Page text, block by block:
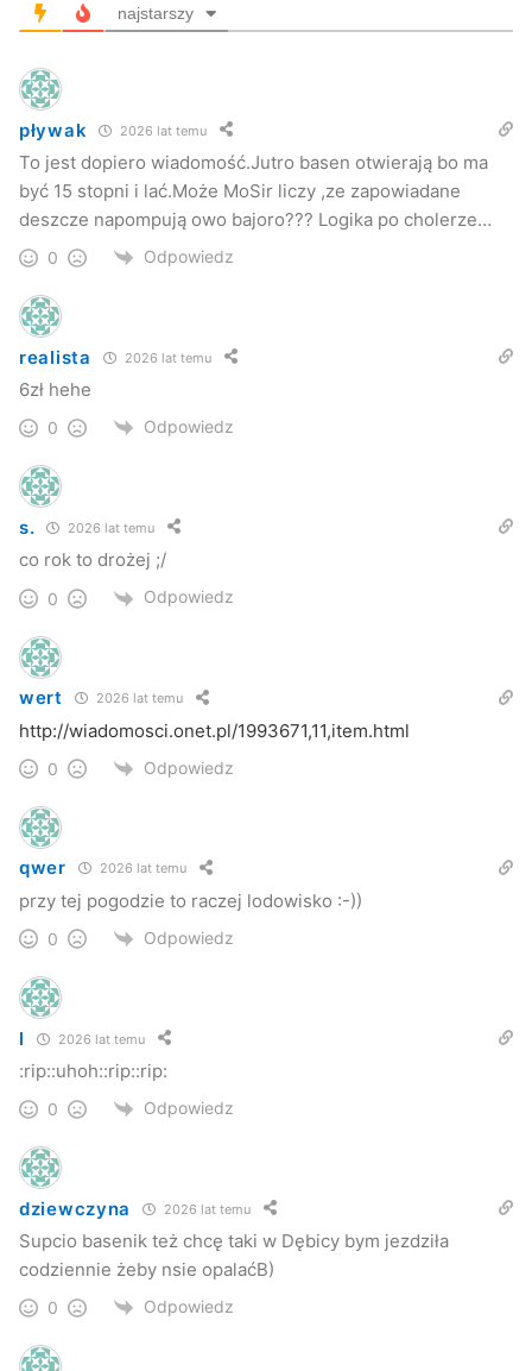
najstarszy
pływak 2026 lat temu
To jest dopiero wiadomość.Jutro basen otwierają bo ma
być 15 stopni i lać.Może MoSir liczy ,ze zapowiadane
deszcze napompują owo bajoro??? Logika po cholerze…
0 Odpowiedz
realista 2026 lat temu
6zł hehe
0 Odpowiedz
s. 2026 lat temu
co rok to drożej ;/
0 Odpowiedz
wert 2026 lat temu
http://wiadomosci.onet.pl/1993671,11,item.html
0 Odpowiedz
qwer 2026 lat temu
przy tej pogodzie to raczej lodowisko :-))
0 Odpowiedz
l 2026 lat temu
:rip::uhoh::rip::rip:
0 Odpowiedz
dziewczyna 2026 lat temu
Supcio basenik też chcę taki w Dębicy bym jezdziła
codziennie żeby nsie opalaćB)
0 Odpowiedz